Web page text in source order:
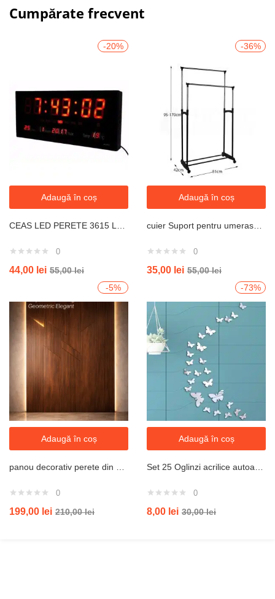
Cumpărate frecvent
-20%
Adaugă în coș
0
44,00 lei 55,00lei
-36%
Adaugă în coș
0
35,00 lei 55,00lei
-5%
Adaugă în coș
0
199,00 lei 210,00lei
-73%
Adaugă în coș
0
8,00 lei 30,00lei